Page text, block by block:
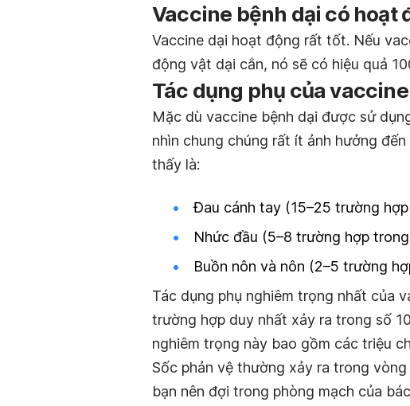
Vaccine bệnh dại có hoạt
Vaccine dại hoạt động rất tốt. Nếu
động vật dại cắn, nó sẽ có hiệu quả
Tác dụng phụ của
Mặc dù vaccine bệnh dại được sử
nhìn chung chúng rất ít ảnh hưởng
thấy là:
Đau cánh tay (15–25 trường
Nhức đầu (5–8 trường hợp
Buồn nôn và nôn (2–5 trường
Tác dụng phụ nghiêm trọng nhất của
trường hợp duy nhất xảy ra trong số
nghiêm trọng này bao gồm các triệu
Sốc phản vệ thường xảy ra trong
bạn nên đợi trong phòng mạch của